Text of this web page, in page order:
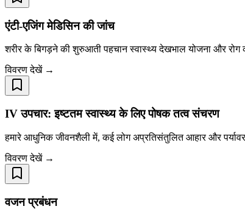
एंटी-एजिंग मेडिसिन की जांच
शरीर के बिगड़ने की शुरुआती पहचान स्वास्थ्य देखभाल योजना और रोग
विवरण देखें →
IV उपचार: इष्टतम स्वास्थ्य के लिए पोषक तत्व संचरण
हमारे आधुनिक जीवनशैली में, कई लोग अप्रतिसंतुलित आहार और
विवरण देखें →
वजन प्रबंधन